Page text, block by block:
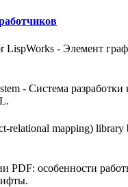
LispWorks - Элемент
- Система разработки
relational mapping) library
PDF: особенности